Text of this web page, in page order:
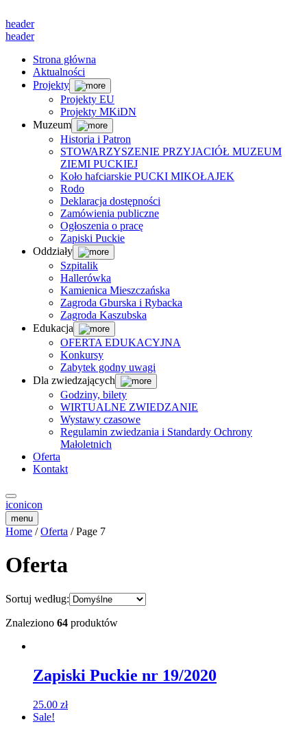
header
header
Strona główna
Aktualności
Projekty
Projekty EU
Projekty MKiDN
Muzeum
Historia i Patron
STOWARZYSZENIE PRZYJACIÓŁ MUZEUM
ZIEMI PUCKIEJ
Koło hafciarskie PUCKI MIKOŁAJEK
Rodo
Deklaracja dostępności
Zamówienia publiczne
Ogłoszenia o pracę
Zapiski Puckie
Oddziały
Szpitalik
Hallerówka
Kamienica Mieszczańska
Zagroda Gburska i Rybacka
Zagroda Kaszubska
Edukacja
OFERTA EDUKACYJNA
Konkursy
Zabytek godny uwagi
Dla zwiedzających
Godziny, bilety
WIRTUALNE ZWIEDZANIE
Wystawy czasowe
Regulamin zwiedzania i Standardy Ochrony
Małoletnich
Oferta
Kontakt
iconicon
menu
Home /Oferta / Page 7
Oferta
Sortuj według:
Znaleziono 64 produktów
Zapiski Puckie nr 19/2020
25.00 zł
Sale!